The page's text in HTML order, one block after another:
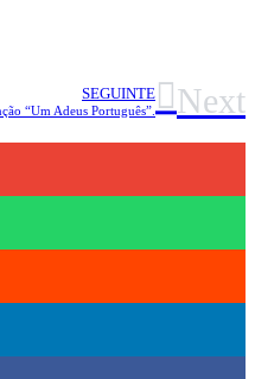
SEGUINTE
“Um Adeus Português”. Next